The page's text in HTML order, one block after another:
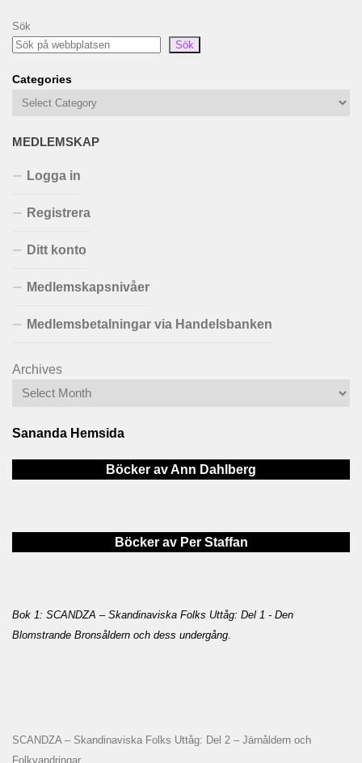
Sök
Sök
Categories
MEDLEMSKAP
Logga in
Registrera
Ditt konto
Medlemskapsnivåer
Medlemsbetalningar via Handelsbanken
Archives
Sananda Hemsida
Böcker av Ann Dahlberg
Böcker av Per Staffan
Bok 1: SCANDZA – Skandinaviska Folks Uttåg: Del 1 - Den
Blomstrande Bronsåldern och dess undergång
SCANDZA – Skandinaviska Folks Uttåg: Del 2 – Järnåldern och
Folkvandringar